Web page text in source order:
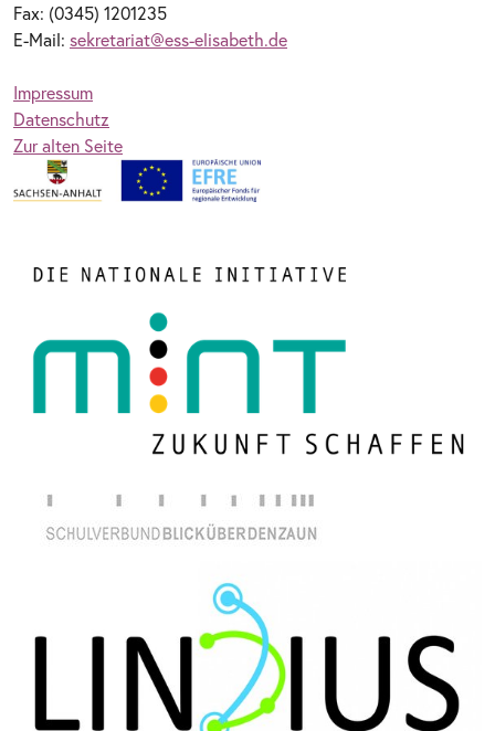
Fax: (0345) 1201235
E-Mail: sekretariat@ess-elisabeth.de
Impressum
Datenschutz
Zur alten Seite